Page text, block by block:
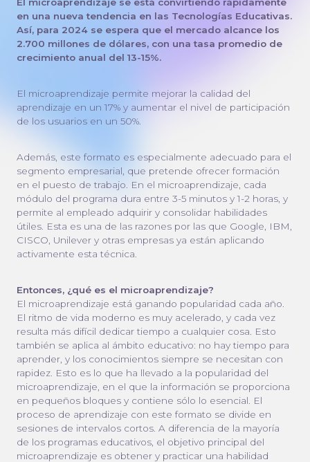
en una nueva tendencia en las Tecnologías Educativas.
Así, para 2024 se espera que el mercado alcance los
2.700 millones de dólares, con una tasa promedio de
crecimiento anual del 13-15%.
El microaprendizaje permite mejorar la calidad del
aprendizaje en un 17% y aumentar el nivel de participación
de los usuarios en un 50%.
Además, este formato es especialmente adecuado para el
segmento empresarial, que pretende ofrecer formación
en el puesto de trabajo. En el microaprendizaje, cada
módulo del programa dura entre 3-5 minutos y 1-2 horas, y
permite al empleado adquirir y consolidar habilidades
útiles. Esta es una de las razones por las que Google, IBM,
CISCO, Unilever y otras empresas ya están aplicando
activamente esta técnica.
Entonces, ¿qué es el microaprendizaje?
El microaprendizaje está ganando popularidad cada año.
El ritmo de vida moderno es muy acelerado, y cada vez
resulta más difícil dedicar tiempo a cualquier cosa. Esto
también se aplica al ámbito educativo: no hay tiempo para
aprender, y los conocimientos siempre se necesitan con
rapidez. Esto es lo que ha llevado a la popularidad del
microaprendizaje, en el que la información se proporciona
en pequeños bloques y contiene sólo lo esencial. El
proceso de aprendizaje con este formato se divide en
sesiones de intervalos cortos. A diferencia de la mayoría
de los programas educativos, el objetivo principal del
microaprendizaje es obtener y practicar una habilidad